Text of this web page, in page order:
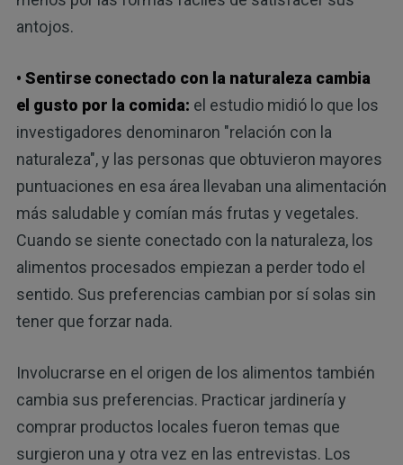
antojos.
• Sentirse conectado con la naturaleza cambia
el gusto por la comida: el estudio midió lo que los
investigadores denominaron "relación con la
naturaleza", y las personas que obtuvieron mayores
puntuaciones en esa área llevaban una alimentación
más saludable y comían más frutas y vegetales.
Cuando se siente conectado con la naturaleza, los
alimentos procesados ​​empiezan a perder todo el
sentido. Sus preferencias cambian por sí solas sin
tener que forzar nada.
Involucrarse en el origen de los alimentos también
cambia sus preferencias. Practicar jardinería y
comprar productos locales fueron temas que
surgieron una y otra vez en las entrevistas. Los